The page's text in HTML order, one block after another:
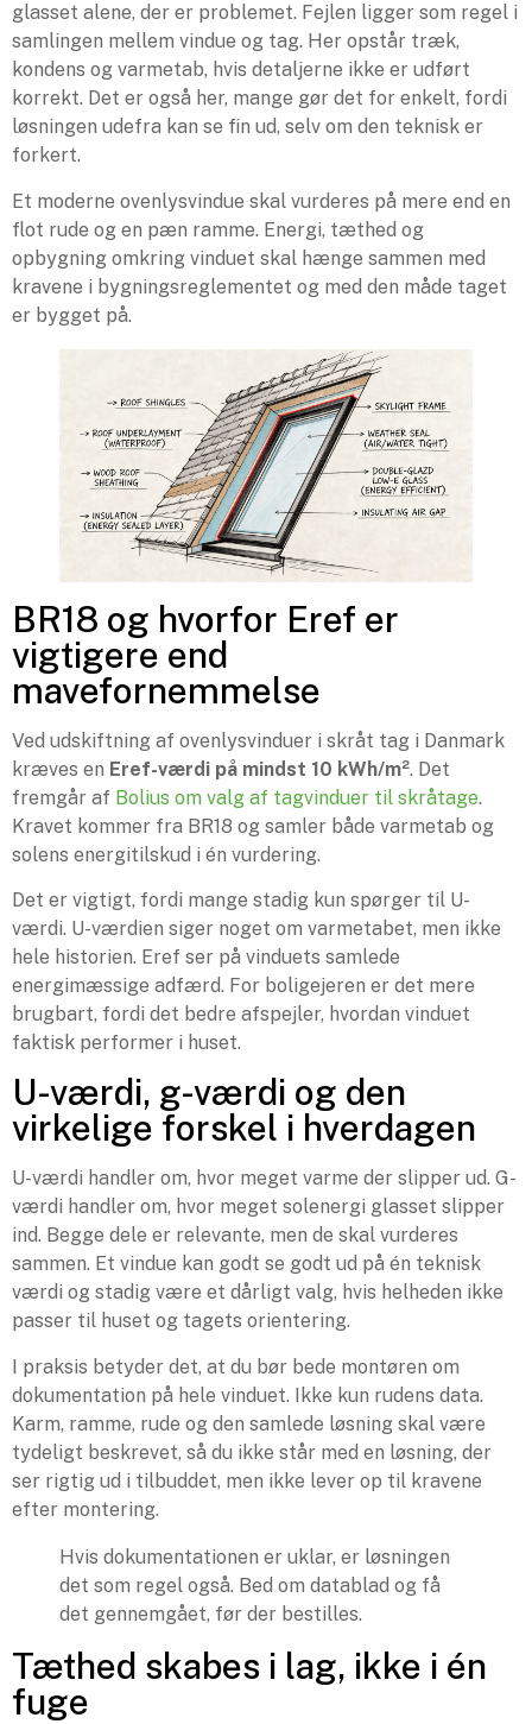
glasset alene, der er problemet. Fejlen ligger som regel i
samlingen mellem vindue og tag. Her opstår træk,
kondens og varmetab, hvis detaljerne ikke er udført
korrekt. Det er også her, mange gør det for enkelt, fordi
løsningen udefra kan se fin ud, selv om den teknisk er
forkert.
Et moderne ovenlysvindue skal vurderes på mere end en
flot rude og en pæn ramme. Energi, tæthed og
opbygning omkring vinduet skal hænge sammen med
kravene i bygningsreglementet og med den måde taget
er bygget på.
BR18 og hvorfor Eref er
vigtigere end
mavefornemmelse
Ved udskiftning af ovenlysvinduer i skråt tag i Danmark
kræves en Eref-værdi på mindst 10 kWh/m². Det
fremgår af Bolius om valg af tagvinduer til skråtage.
Kravet kommer fra BR18 og samler både varmetab og
solens energitilskud i én vurdering.
Det er vigtigt, fordi mange stadig kun spørger til U-
værdi. U-værdien siger noget om varmetabet, men ikke
hele historien. Eref ser på vinduets samlede
energimæssige adfærd. For boligejeren er det mere
brugbart, fordi det bedre afspejler, hvordan vinduet
faktisk performer i huset.
U-værdi, g-værdi og den
virkelige forskel i hverdagen
U-værdi handler om, hvor meget varme der slipper ud. G-
værdi handler om, hvor meget solenergi glasset slipper
ind. Begge dele er relevante, men de skal vurderes
sammen. Et vindue kan godt se godt ud på én teknisk
værdi og stadig være et dårligt valg, hvis helheden ikke
passer til huset og tagets orientering.
I praksis betyder det, at du bør bede montøren om
dokumentation på hele vinduet. Ikke kun rudens data.
Karm, ramme, rude og den samlede løsning skal være
tydeligt beskrevet, så du ikke står med en løsning, der
ser rigtig ud i tilbuddet, men ikke lever op til kravene
efter montering.
Hvis dokumentationen er uklar, er løsningen
det som regel også. Bed om datablad og få
det gennemgået, før der bestilles.
Tæthed skabes i lag, ikke i én
fuge